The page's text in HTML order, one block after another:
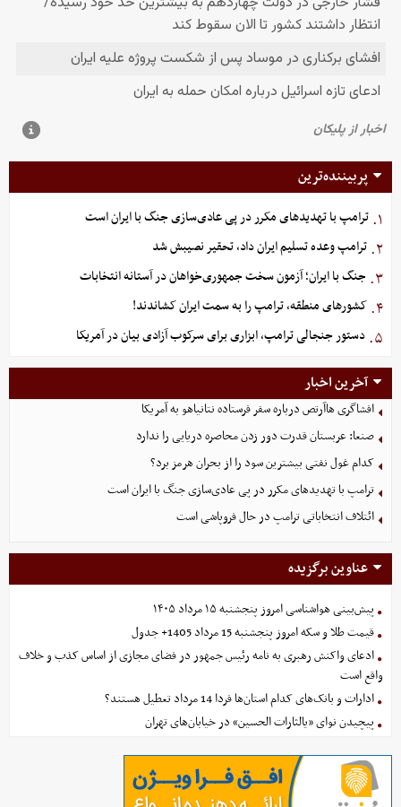
پربیننده‌ترین
۱. ترامپ با تهدیدهای مکرر در پی عادی‌سازی جنگ با ایران است
۲. ترامپ وعده تسلیم ایران داد، تحقیر نصیبش شد
۳. جنگ با ایران؛ آزمون سخت جمهوری‌خواهان در آستانه انتخابات
۴. کشورهای منطقه، ترامپ را به سمت ایران کشاندند!
۵. دستور جنجالی ترامپ، ابزاری برای سرکوب آزادی بیان در آمریکا
آخرین اخبار
افشاگری هاآرتص درباره سفر فرستاده نتانیاهو به آمریکا
صنعا: عربستان قدرت دور زدن محاصره دریایی را ندارد
کدام غول نفتی بیشترین سود را از بحران هرمز برد؟
ترامپ با تهدیدهای مکرر در پی عادی‌سازی جنگ با ایران است
ائتلاف انتخاباتی ترامپ در حال فروپاشی است
عناوین برگزیده
پیش‌بینی هواشناسی امروز پنجشنبه ۱۵ مرداد ۱۴۰۵
قیمت طلا و سکه امروز پنجشنبه 15 مرداد 1405+ جدول
ادعای واکنش رهبری به نامه رئیس جمهور در فضای مجازی از اساس کذب و خلاف
واقع است
ادارات و بانک‌های کدام استان‌ها فردا 14 مرداد تعطیل هستند؟
پیچیدن نوای «یالثارات الحسین» در خیابان‌های تهران